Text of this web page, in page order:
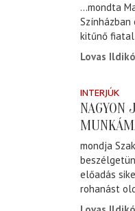
…mondta
kitűnő
Lovas Ildikó
INTERJÚK
NAGYON
mondja
előadás
rohanást